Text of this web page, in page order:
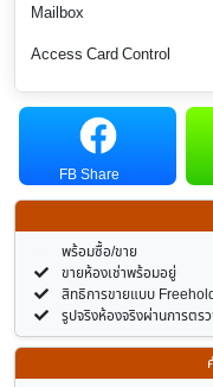
Mailbox
Access Card Control
FB Share
พร้อมซื้อ/ขาย
ขายห้องเช่าพร้อมอยู่
สิทธิการขายแบบ
รูปจริงห้องจริงผ่านการตร